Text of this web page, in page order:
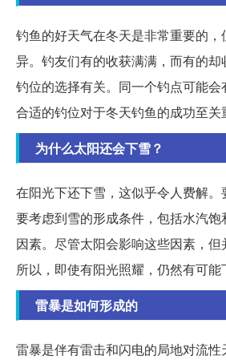
钓鱼的好天气在冬天是非常重要的
异。钓友们有的收获满满，而有的
钓位的选择有关。同一个钓点可能
合适的钓位对于冬天钓鱼的成功至关
为什么太阳还会下雪？
在阳光下还下雪，这似乎令人费解
要考虑到雪的形成条件，包括水汽
因素。尽管太阳会影响这些因素，但
所以，即使有阳光照耀，仍然有可能
雷暴是如何形成的
雷暴是伴有雷击和闪电的局地对流